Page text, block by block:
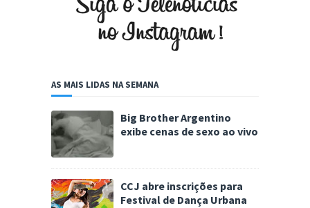
AS MAIS LIDAS NA SEMANA
Big Brother Argentino
exibe cenas de sexo ao vivo
CCJ abre inscrições para
Festival de Dança Urbana